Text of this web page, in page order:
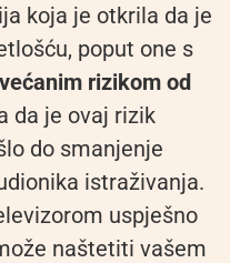
koja je otkrila da je
poput one s
rizikom od
da je ovaj rizik
do smanjenje
istraživanja.
uspješno
naštetiti vašem